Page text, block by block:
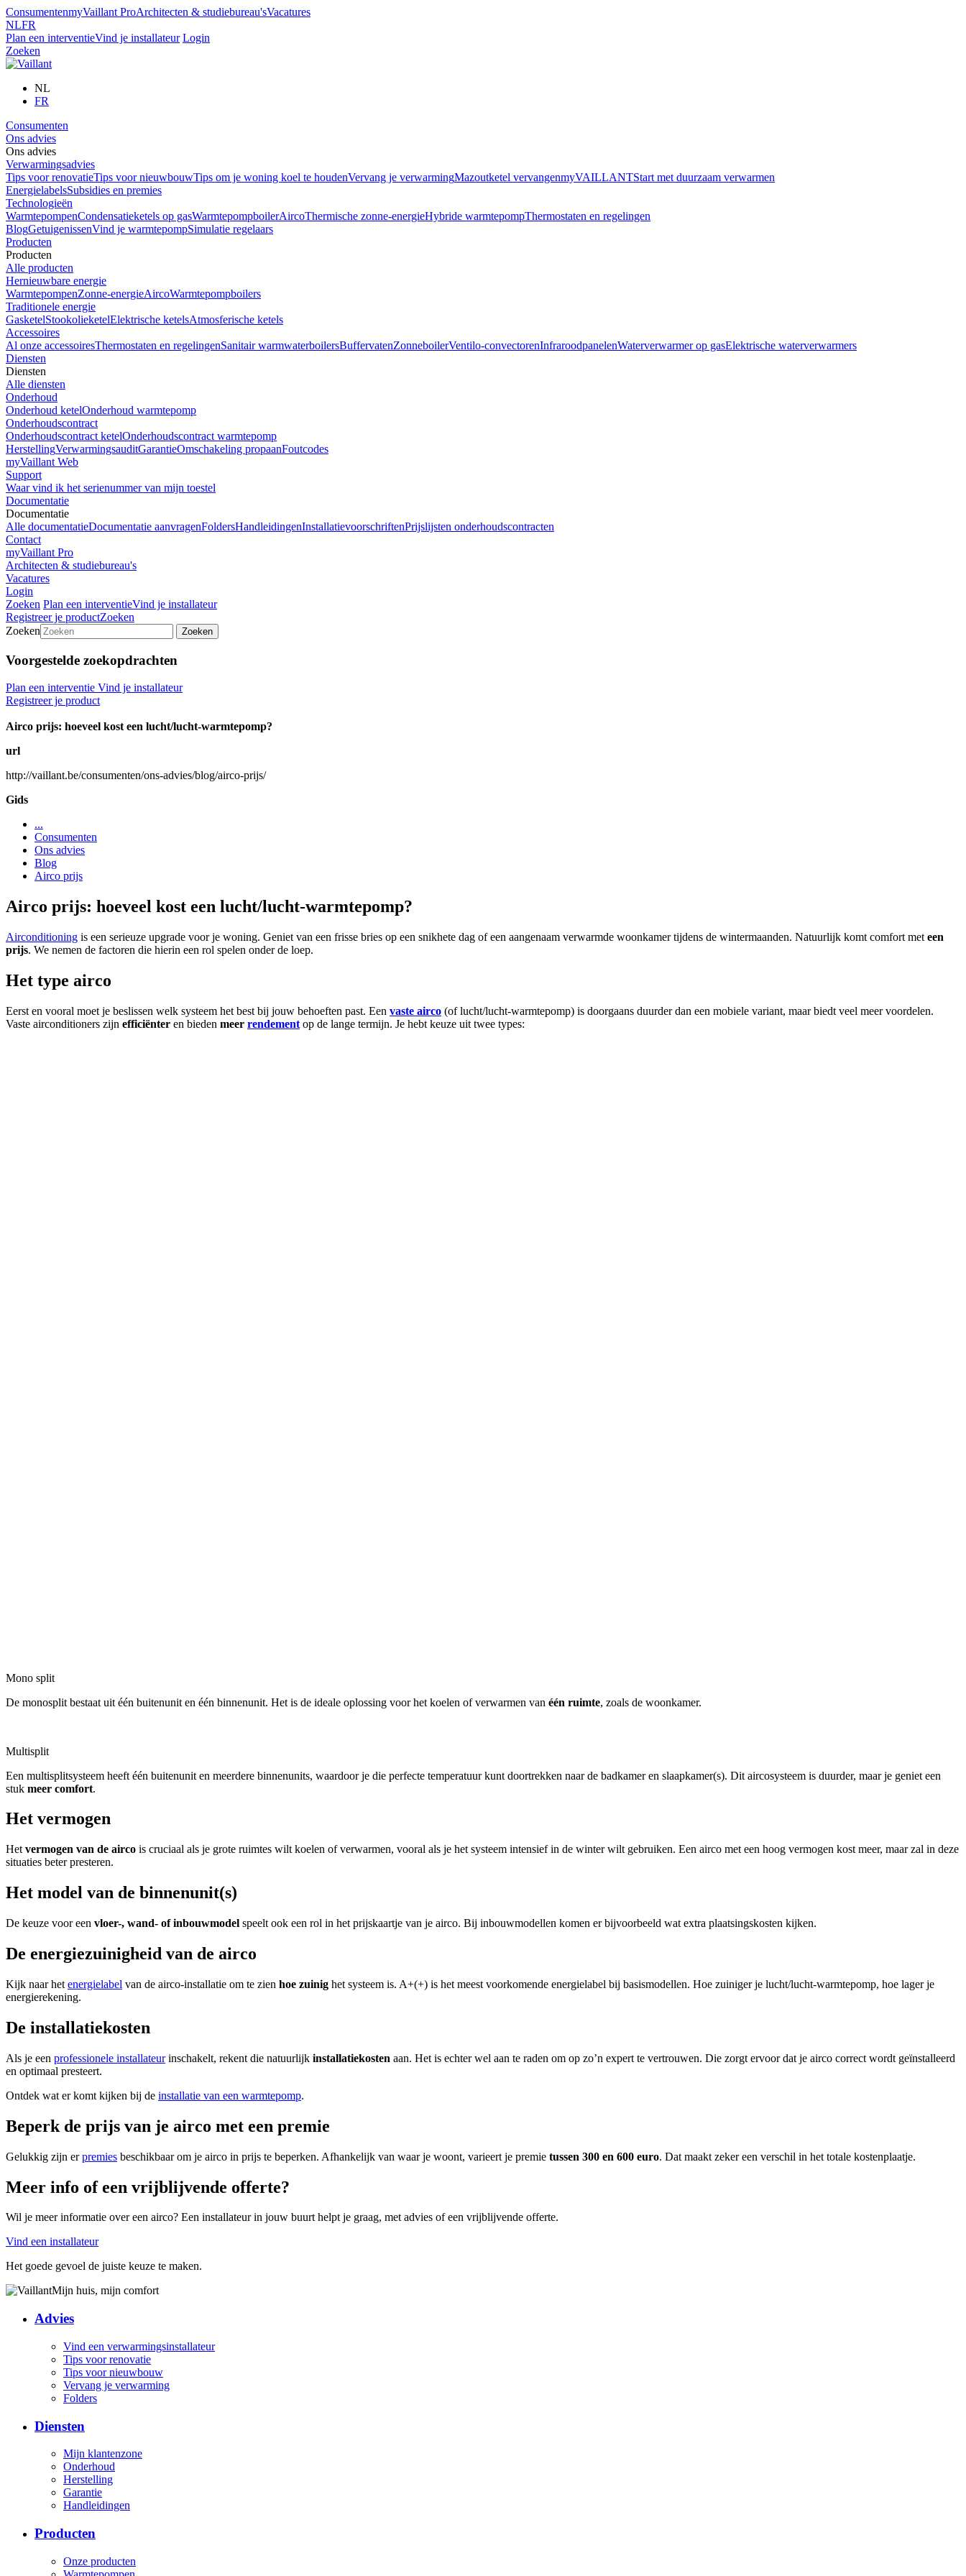
ConsumentenmyVaillant ProArchitecten & studiebureau'sVacatures
NLFR
Plan een interventieVind je installateur Login
Zoeken
NL
FR
Consumenten
Ons advies
Ons advies
Verwarmingsadvies
Tips voor renovatieTips voor nieuwbouwTips om je woning koel te houdenVervang je verwarmingMazoutketel vervangenmyVAILLANTStart met duurzaam verwarmen
EnergielabelsSubsidies en premies
Technologieën
WarmtepompenCondensatieketels op gasWarmtepompboilerAircoThermische zonne-energieHybride warmtepompThermostaten en regelingen
BlogGetuigenissenVind je warmtepompSimulatie regelaars
Producten
Producten
Alle producten
Hernieuwbare energie
WarmtepompenZonne-energieAircoWarmtepompboilers
Traditionele energie
GasketelStookolieketelElektrische ketelsAtmosferische ketels
Accessoires
Al onze accessoiresThermostaten en regelingenSanitair warmwaterboilersBuffervatenZonneboilerVentilo-convectorenInfraroodpanelenWaterverwarmer op gasElektrische waterverwarmers
Diensten
Diensten
Alle diensten
Onderhoud
Onderhoud ketelOnderhoud warmtepomp
Onderhoudscontract
Onderhoudscontract ketelOnderhoudscontract warmtepomp
HerstellingVerwarmingsauditGarantieOmschakeling propaanFoutcodes
myVaillant Web
Support
Waar vind ik het serienummer van mijn toestel
Documentatie
Documentatie
Alle documentatieDocumentatie aanvragenFoldersHandleidingenInstallatievoorschriftenPrijslijsten onderhoudscontracten
Contact
myVaillant Pro
Architecten & studiebureau's
Vacatures
Login
Zoeken Plan een interventieVind je installateur
Registreer je productZoeken
Zoeken
Zoeken
Voorgestelde zoekopdrachten
Plan een interventie Vind je installateur
Registreer je product
Airco prijs: hoeveel kost een lucht/lucht-warmtepomp?
url
http://vaillant.be/consumenten/ons-advies/blog/airco-prijs/
Gids
...
Consumenten
Ons advies
Blog
Airco prijs
Airco prijs: hoeveel kost een lucht/lucht-warmtepomp?
Airconditioning is een serieuze upgrade voor je woning. Geniet van een frisse bries op een snikhete dag of een aangenaam verwarmde woonkamer tijdens de wintermaanden. Natuurlijk komt comfort met een
prijs. We nemen de factoren die hierin een rol spelen onder de loep.
Het type airco
Eerst en vooral moet je beslissen welk systeem het best bij jouw behoeften past. Een vaste airco (of lucht/lucht-warmtepomp) is doorgaans duurder dan een mobiele variant, maar biedt veel meer voordelen.
Vaste airconditioners zijn efficiënter en bieden meer rendement op de lange termijn. Je hebt keuze uit twee types:
Mono split
De monosplit bestaat uit één buitenunit en één binnenunit. Het is de ideale oplossing voor het koelen of verwarmen van één ruimte, zoals de woonkamer.
Multisplit
Een multisplitsysteem heeft één buitenunit en meerdere binnenunits, waardoor je die perfecte temperatuur kunt doortrekken naar de badkamer en slaapkamer(s). Dit aircosysteem is duurder, maar je geniet een
stuk meer comfort.
Het vermogen
Het vermogen van de airco is cruciaal als je grote ruimtes wilt koelen of verwarmen, vooral als je het systeem intensief in de winter wilt gebruiken. Een airco met een hoog vermogen kost meer, maar zal in deze
situaties beter presteren.
Het model van de binnenunit(s)
De keuze voor een vloer-, wand- of inbouwmodel speelt ook een rol in het prijskaartje van je airco. Bij inbouwmodellen komen er bijvoorbeeld wat extra plaatsingskosten kijken.
De energiezuinigheid van de airco
Kijk naar het energielabel van de airco-installatie om te zien hoe zuinig het systeem is. A+(+) is het meest voorkomende energielabel bij basismodellen. Hoe zuiniger je lucht/lucht-warmtepomp, hoe lager je
energierekening.
De installatiekosten
Als je een professionele installateurinschakelt, rekent die natuurlijk installatiekosten aan. Het is echter wel aan te raden om op zo’n expert te vertrouwen. Die zorgt ervoor dat je airco correct wordt geïnstalleerd
en optimaal presteert.
Ontdek wat er komt kijken bij de installatie van een warmtepomp.
Beperk de prijs van je airco met een premie
Gelukkig zijn erpremies beschikbaar om je airco in prijs te beperken. Afhankelijk van waar je woont, varieert je premie tussen 300 en 600 euro. Dat maakt zeker een verschil in het totale kostenplaatje.
Meer info of een vrijblijvende offerte?
Wil je meer informatie over een airco? Een installateur in jouw buurt helpt je graag, met advies of een vrijblijvende offerte.
Vind een installateur
Het goede gevoel de juiste keuze te maken.
Mijn huis, mijn comfort
Advies
Vind een verwarmingsinstallateur
Tips voor renovatie
Tips voor nieuwbouw
Vervang je verwarming
Folders
Diensten
Mijn klantenzone
Onderhoud
Herstelling
Garantie
Handleidingen
Producten
Onze producten